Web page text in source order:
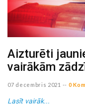
Aizturēti
vairākām
07 decembris 2021 -- 0
Lasīt vairāk...